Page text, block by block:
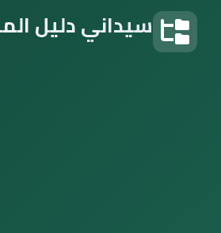
سيداني دليل